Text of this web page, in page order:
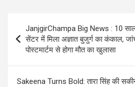
o
o
k
A
p
p
a
m
navigation
JanjgirChampa Big News : 10
सेंटर में मिला अज्ञात बुजुर्ग का कंकाल,
पोस्टमार्टम से होगा मौत का खुलासा
Sakeena Turns Bold: तारा सिंह की